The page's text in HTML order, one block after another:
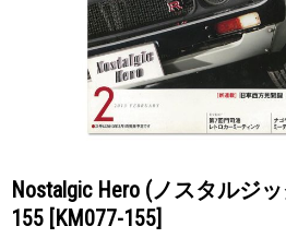
Nostalgic Hero (ノスタルジ
155 [KM077-155]